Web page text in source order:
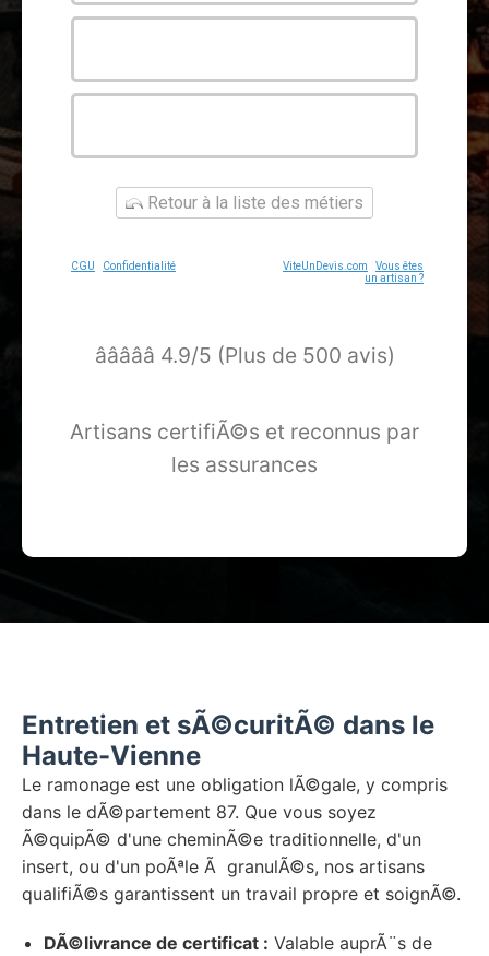
Retour à la liste des métiers
CGU Confidentialité ViteUnDevis.com
Vous êtes
un artisan ?
â­â­â­â­â­ 4.9/5 (Plus de 500 avis)
Artisans certifiÃ©s et reconnus par
les assurances
Entretien et sÃ©curitÃ© dans le
Haute-Vienne
Le ramonage est une obligation lÃ©gale, y compris
dans le dÃ©partement 87. Que vous soyez
Ã©quipÃ© d'une cheminÃ©e traditionnelle, d'un
insert, ou d'un poÃªle Ã granulÃ©s, nos artisans
qualifiÃ©s garantissent un travail propre et soignÃ©.
DÃ©livrance de certificat : Valable auprÃ¨s de